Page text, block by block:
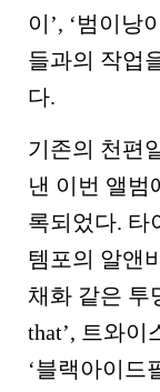
이’, ‘범이낭
들과의 작업
다.
기존의 천편
낸 이번 앨범
록되었다. 타
템포의 알앤
채화 같은 투
that’, 트와이
‘블랙아이드